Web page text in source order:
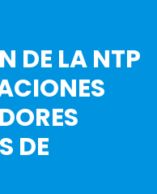
DE LA NTP
DE